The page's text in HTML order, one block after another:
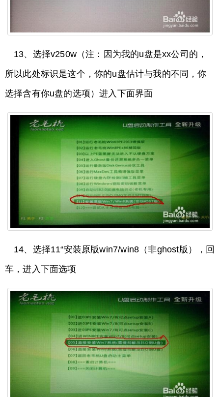
13、选择v250w（注：因为我的u盘是xx公司的，
所以此处标识是这个，你的u盘估计与我的不同，你
选择含有你u盘的选项）进入下面界面
14、选择11“安装原版win7/win8（非ghost版），回
车，进入下面选项